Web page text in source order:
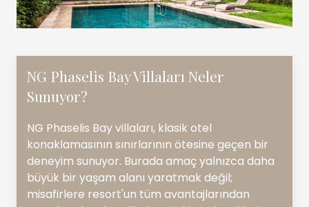
NG Phaselis Bay Villaları Neler
Sunuyor?
NG Phaselis Bay villaları, klasik otel
konaklamasının sınırlarının ötesine geçen bir
deneyim sunuyor. Burada amaç yalnızca daha
büyük bir yaşam alanı yaratmak değil;
misafirlere resort'un tüm avantajlarından